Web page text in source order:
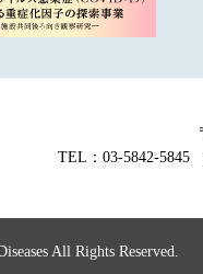
TEL：03-5842-5845
All Rights Reserved.